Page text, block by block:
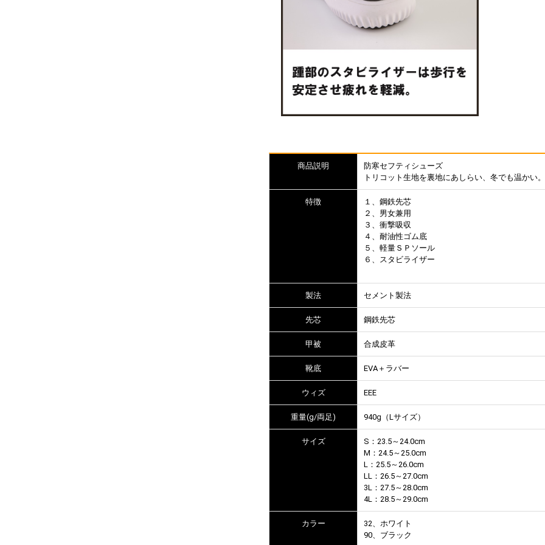
商品説明
防寒セフティシューズ
トリコット生地を裏地にあしらい、冬でも温かい。
特徴
１、鋼鉄先芯
２、男女兼用
３、衝撃吸収
４、耐油性ゴム底
５、軽量ＳＰソール
６、スタビライザー
製法 セメント製法
先芯 鋼鉄先芯
甲被 合成皮革
靴底 EVA＋ラバー
ウィズ EEE
重量(g/両足) 940g（Lサイズ）
サイズ
S：23.5～24.0cm
M：24.5～25.0cm
L：25.5～26.0cm
LL：26.5～27.0cm
3L：27.5～28.0cm
4L：28.5～29.0cm
カラー
32、ホワイト
90、ブラック